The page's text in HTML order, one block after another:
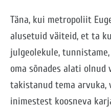
Täna, kui metropoliit
alusetuid väiteid, et ta
julgeolekule,
oma sõnades alati
takistanud tema arvuka,
inimestest koosneva